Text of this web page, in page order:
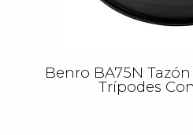
Benro BA75N
Trípodes